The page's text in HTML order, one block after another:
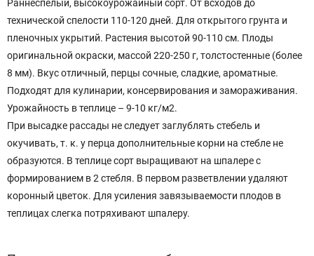
Раннеспелый, высокоурожайный сорт. От всходов до
технической спелости 110-120 дней. Для открытого грунта и
пленочных укрытий. Растения высотой 90-110 см. Плоды
оригинальной окраски, массой 220-250 г, толстостенные (более
8 мм). Вкус отличный, перцы сочные, сладкие, ароматные.
Подходят для кулинарии, консервирования и замораживания.
Урожайность в теплице – 9-10 кг/м2.
При высадке рассады не следует заглублять стебель и
окучивать, т. к. у перца дополнительные корни на стебле не
образуются. В теплице сорт выращивают на шпалере с
формированием в 2 стебля. В первом разветвлении удаляют
коронный цветок. Для усиления завязываемости плодов в
теплицах слегка потряхивают шпалеру.